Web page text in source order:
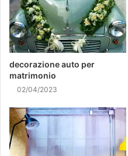
decorazione auto per
matrimonio
02/04/2023